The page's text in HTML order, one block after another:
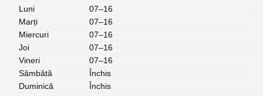
Luni
07–16
Marți
07–16
Miercuri
07–16
Joi
07–16
Vineri
07–16
Sâmbătă
Închis
Duminică
Închis